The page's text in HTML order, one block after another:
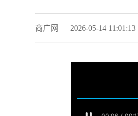
商广网 2026-05-14 11:01:13